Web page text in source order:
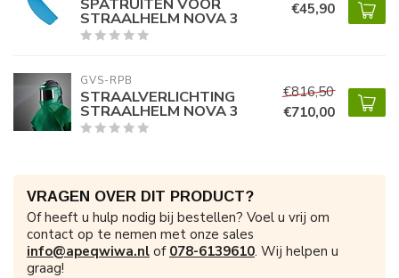
STRAALHELM NOVA 3 €45,90
GVS-RPB
STRAALVERLICHTING
STRAALHELM NOVA 3
€816,50
€710,00
VRAGEN OVER DIT PRODUCT?
Of heeft u hulp nodig bij bestellen? Voel u vrij om
contact op te nemen met onze sales
info@apeqwiwa.nl of 078-6139610. Wij helpen u
graag!